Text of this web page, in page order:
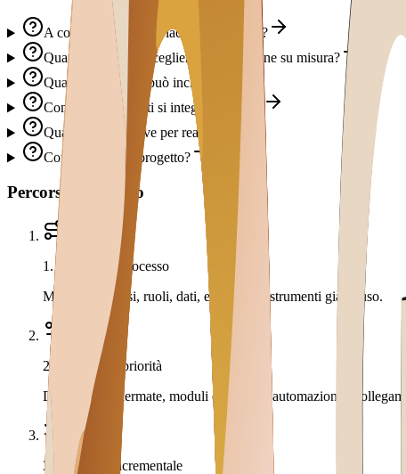
A cosa serve Marketplace B2B Privato?
Quando conviene scegliere una soluzione su misura?
Quali funzionalità può includere?
Con quali strumenti si integra di solito?
Quanto tempo serve per realizzarlo?
Come si avvia il progetto?
Percorso operativo
1 . Analisi del processo
Mappiamo flussi, ruoli, dati, eccezioni e strumenti già in uso.
2
Prototipo e priorità
Definiamo schermate, moduli essenziali, automazioni e
3
Sviluppo incrementale